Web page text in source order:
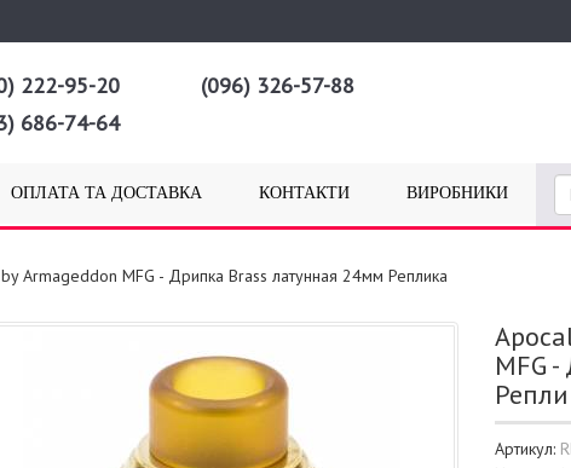
222-95-20
686-74-64
(096) 326-57-88
ОПЛАТА ТА ДОСТАВКА КОНТАКТИ ВИРОБНИКИ
Armageddon MFG - Дрипка Brass латунная 24мм Реплика
MFG
Артикул: